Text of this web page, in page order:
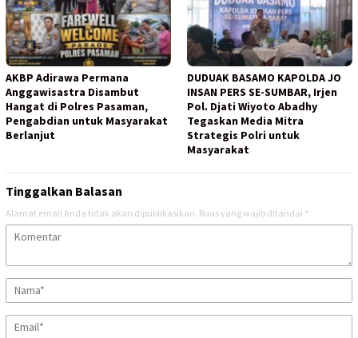
AKBP Adirawa Permana
Anggawisastra Disambut
Hangat di Polres Pasaman,
Pengabdian untuk Masyarakat
Berlanjut
DUDUAK BASAMO KAPOLDA JO
INSAN PERS SE-SUMBAR, Irjen
Pol. Djati Wiyoto Abadhy
Tegaskan Media Mitra
Strategis Polri untuk
Masyarakat
Tinggalkan Balasan
Alamat email Anda tidak akan dipublikasikan. Ruas yang wajib ditandai *